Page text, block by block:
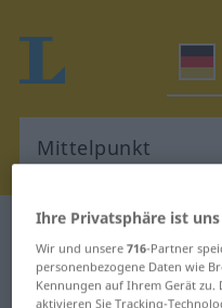
Deutsch-
Deutsch-
Ihre Privatsphäre ist
Wir und unsere716-Partner
personenbezogene Daten wie
Kennungen auf Ihrem Gerät zu.
aktivieren Sie Tracking-